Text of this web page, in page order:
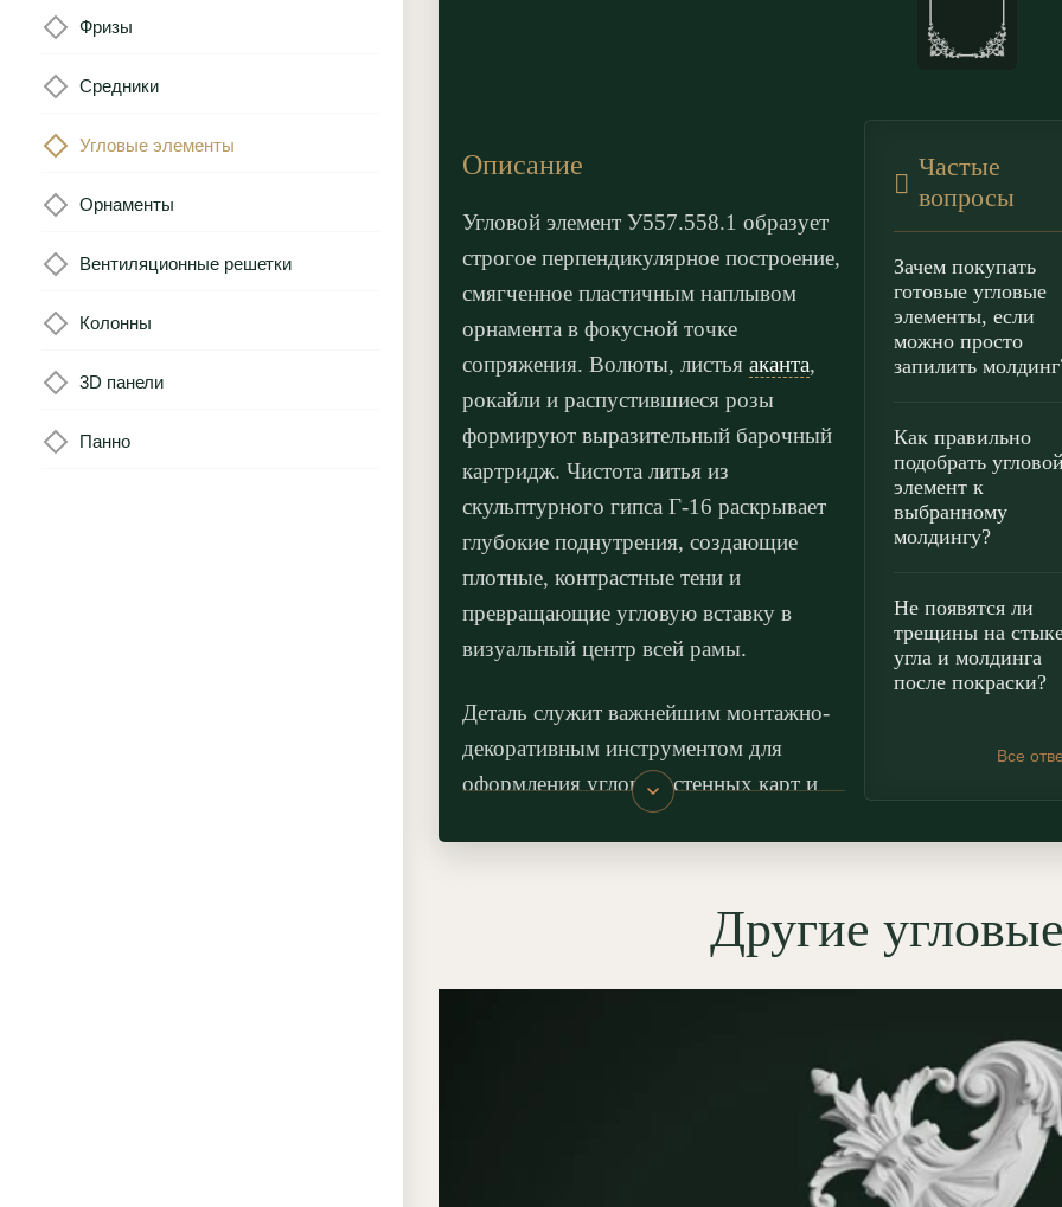
Фризы
Средники
Угловые элементы
Орнаменты
Вентиляционные решетки
Колонны
3D панели
Панно
Описание
Угловой элемент У557.558.1 образует
строгое перпендикулярное построение,
смягченное пластичным наплывом
орнамента в фокусной точке
сопряжения. Волюты, листья аканта,
рокайли и распустившиеся розы
формируют выразительный барочный
картридж. Чистота литья из
скульптурного гипса Г-16 раскрывает
глубокие поднутрения, создающие
плотные, контрастные тени и
превращающие угловую вставку в
визуальный центр всей рамы.
Деталь служит важнейшим монтажно-
декоративным инструментом для
оформления углов, настенных карт и
буазери
без сложной и пыльной подрезки
под 45 градусов. Рамочный
декор позволяет изысканно оформить
Частые
вопросы
Зачем покупать
готовые угловые
элементы, если
можно просто
запилить
Как правильно
подобрать
элемент к
выбранному
молдингу?
Не появятся ли
трещины на
угла и молдинга
после покраски?
Все
Другие